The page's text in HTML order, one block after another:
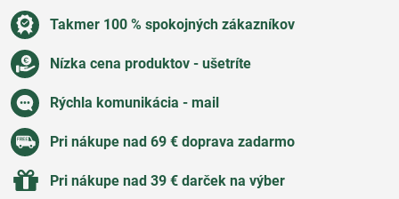
Takmer 100 % spokojných zákazníkov
Nízka cena produktov - ušetríte
Rýchla komunikácia - mail
Pri nákupe nad 69 € doprava zadarmo
Pri nákupe nad 39 € darček na výber